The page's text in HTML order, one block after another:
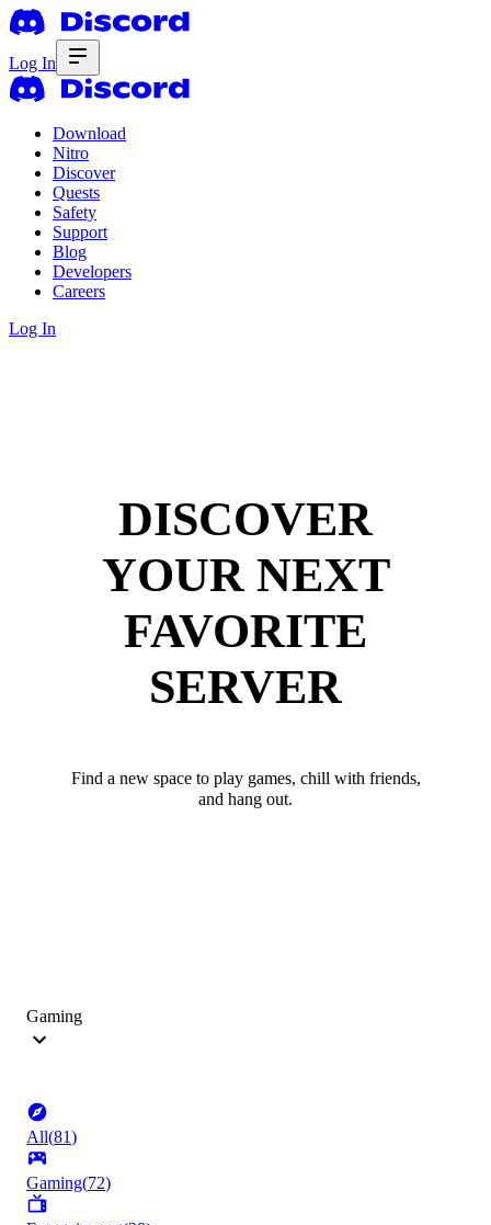
Log In
Download
Nitro
Discover
Quests
Safety
Support
Blog
Developers
Careers
Log In
DISCOVER
YOUR NEXT
FAVORITE
SERVER
Find a new space to play games, chill with friends,
and hang out.
Gaming
All(81)
Gaming(72)